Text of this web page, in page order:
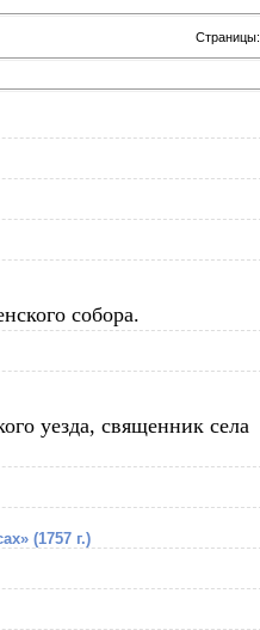
Страницы:
собора.
уезда, священник села
(1757 г.)